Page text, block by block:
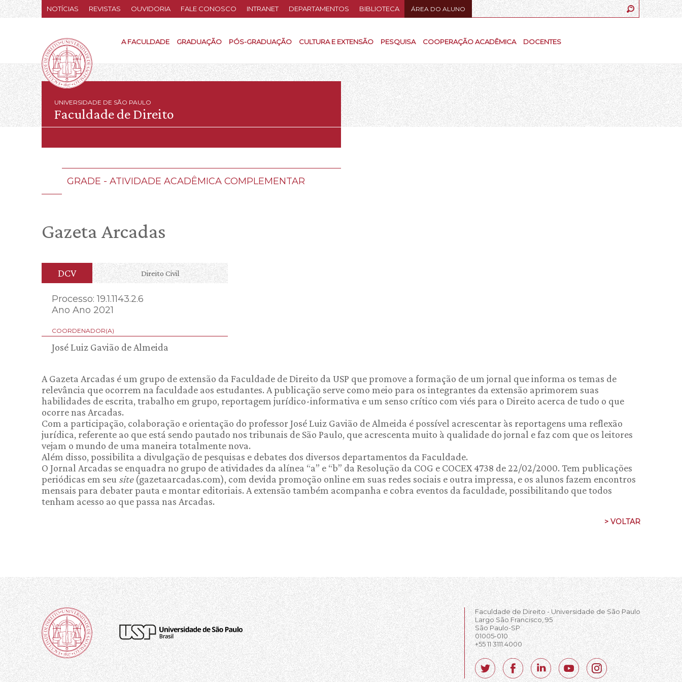
NOTÍCIAS REVISTAS OUVIDORIA FALE CONOSCO INTRANET DEPARTAMENTOS BIBLIOTECA ÁREA DO ALUNO
A FACULDADE GRADUAÇÃO PÓS-GRADUAÇÃO CULTURA E EXTENSÃO PESQUISA COOPERAÇÃO ACADÊMICA DOCENTES
UNIVERSIDADE DE SÃO PAULO
Faculdade de Direito
GRADE - ATIVIDADE ACADÊMICA COMPLEMENTAR
Gazeta Arcadas
DCV Direito Civil
Processo: 19.1.1143.2.6
Ano Ano 2021
COORDENADOR(A)
José Luiz Gavião de Almeida
A Gazeta Arcadas é um grupo de extensão da Faculdade de Direito da USP que promove a formação de um jornal que informa os temas de
relevância que ocorrem na faculdade aos estudantes. A publicação serve como meio para os integrantes da extensão aprimorem suas
habilidades de escrita, trabalho em grupo, reportagem jurídico-informativa e um senso crítico com viés para o Direito acerca de tudo o que
ocorre nas Arcadas.
Com a participação, colaboração e orientação do professor José Luiz Gavião de Almeida é possível acrescentar às reportagens uma reflexão
jurídica, referente ao que está sendo pautado nos tribunais de São Paulo, que acrescenta muito à qualidade do jornal e faz com que os leitores
vejam o mundo de uma maneira totalmente nova.
Além disso, possibilita a divulgação de pesquisas e debates dos diversos departamentos da Faculdade.
O Jornal Arcadas se enquadra no grupo de atividades da alínea “a” e “b” da Resolução da COG e COCEX 4738 de 22/02/2000. Tem publicações
periódicas em seu site(gazetaarcadas.com), com devida promoção online em suas redes sociais e outra impressa, e os alunos fazem encontros
mensais para debater pauta e montar editoriais. A extensão também acompanha e cobra eventos da faculdade, possibilitando que todos
tenham acesso ao que passa nas Arcadas.
> VOLTAR
Faculdade de Direito - Universidade de São Paulo
Largo São Francisco, 95
São Paulo-SP
01005-010
+55 11 3111.4000